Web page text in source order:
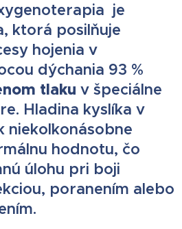
je
ktorá posilňuje
hojenia v
dýchania 93 %
tlaku v špeciálne
Hladina kyslíka v
niekoľkonásobne
hodnotu, čo
úlohu pri boji
poranením alebo